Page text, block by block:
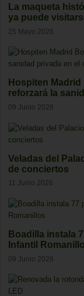
La maqueta
ya puede
25 Mayo 2026
Hospiten
reforzará la
09 Junio 2026
Veladas del
de conciertos
11 Junio 2026
Boadilla instala
Infantil
09 Junio 2026